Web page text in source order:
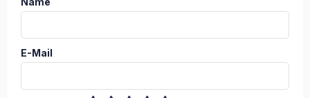
E-Mail